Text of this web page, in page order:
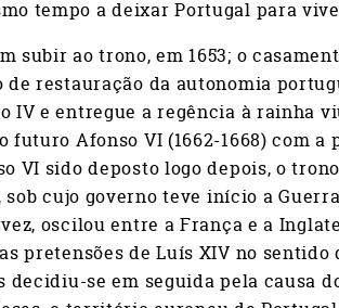
tempo a deixar Portugal para
subir ao trono, em 1653; o
de restauração da autonomia
IV e entregue a regência à rainha
futuro Afonso VI (1662-1668) com
VI sido deposto logo depois, o
sob cujo governo teve início a
oscilou entre a França e a
pretensões de Luís XIV no
decidiu-se em seguida pela causa